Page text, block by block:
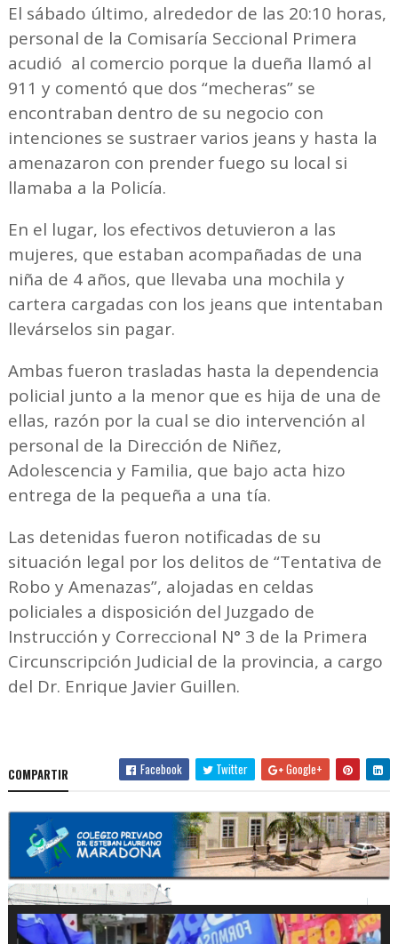
El sábado último, alrededor de las 20:10 horas,
personal de la Comisaría Seccional Primera
acudió al comercio porque la dueña llamó al
911 y comentó que dos “mecheras” se
encontraban dentro de su negocio con
intenciones se sustraer varios jeans y hasta la
amenazaron con prender fuego su local si
llamaba a la Policía.
En el lugar, los efectivos detuvieron a las
mujeres, que estaban acompañadas de una
niña de 4 años, que llevaba una mochila y
cartera cargadas con los jeans que intentaban
llevárselos sin pagar.
Ambas fueron trasladas hasta la dependencia
policial junto a la menor que es hija de una de
ellas, razón por la cual se dio intervención al
personal de la Dirección de Niñez,
Adolescencia y Familia, que bajo acta hizo
entrega de la pequeña a una tía.
Las detenidas fueron notificadas de su
situación legal por los delitos de “Tentativa de
Robo y Amenazas”, alojadas en celdas
policiales a disposición del Juzgado de
Instrucción y Correccional N° 3 de la Primera
Circunscripción Judicial de la provincia, a cargo
del Dr. Enrique Javier Guillen.
COMPARTIR Facebook Twitter Google+